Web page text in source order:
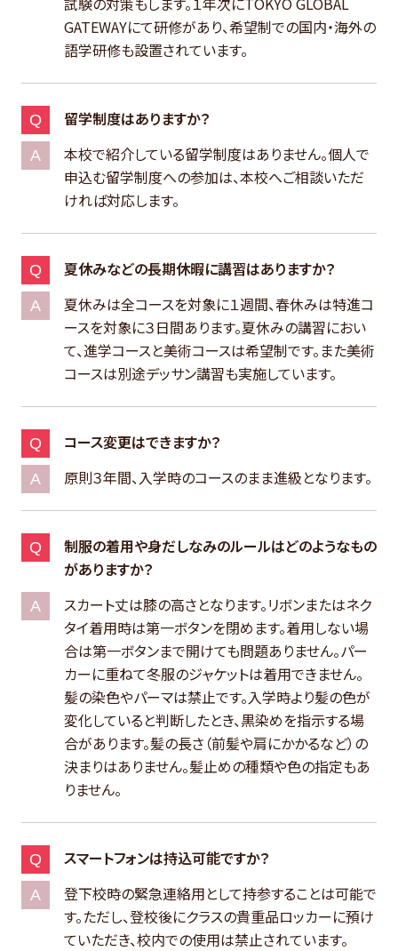
GATEWAYにて研修があり、希望制での国内・海外の
語学研修も設置されています。
留学制度はありますか？
本校で紹介している留学制度はありません。個人で
申込む留学制度への参加は、本校へご相談いただ
ければ対応します。
夏休みなどの長期休暇に講習はありますか？
夏休みは全コースを対象に１週間、春休みは特進コ
ースを対象に３日間あります。夏休みの講習におい
て、進学コースと美術コースは希望制です。また美術
コースは別途デッサン講習も実施しています。
コース変更はできますか？
原則３年間、入学時のコースのまま進級となります。
制服の着用や身だしなみのルールはどのようなもの
がありますか？
スカート丈は膝の高さとなります。リボンまたはネク
タイ着用時は第一ボタンを閉めます。着用しない場
合は第一ボタンまで開けても問題ありません。パー
カーに重ねて冬服のジャケットは着用できません。
髪の染色やパーマは禁止です。入学時より髪の色が
変化していると判断したとき、黒染めを指示する場
合があります。髪の長さ（前髪や肩にかかるなど）の
決まりはありません。髪止めの種類や色の指定もあ
りません。
スマートフォンは持込可能ですか？
登下校時の緊急連絡用として持参することは可能で
す。ただし、登校後にクラスの貴重品ロッカーに預け
ていただき、校内での使用は禁止されています。